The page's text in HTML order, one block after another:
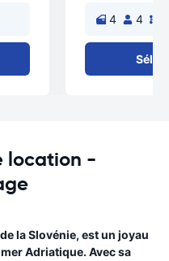
4 4
location -
la Slovénie, est un joyau
Adriatique. Avec sa